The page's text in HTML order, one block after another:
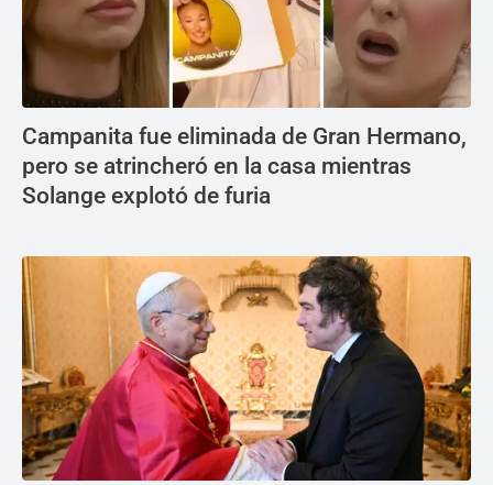
Campanita fue eliminada de Gran Hermano,
pero se atrincheró en la casa mientras
Solange explotó de furia